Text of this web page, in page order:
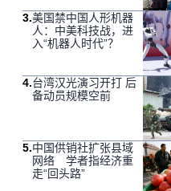
3.美国禁中国人形机器
人：中美科技战，进
入“机器人时代”？
4.台湾汉光演习开打 后
备动员规模空前
5.中国供销社扩张县域
网络 学者指经济重
走“回头路”